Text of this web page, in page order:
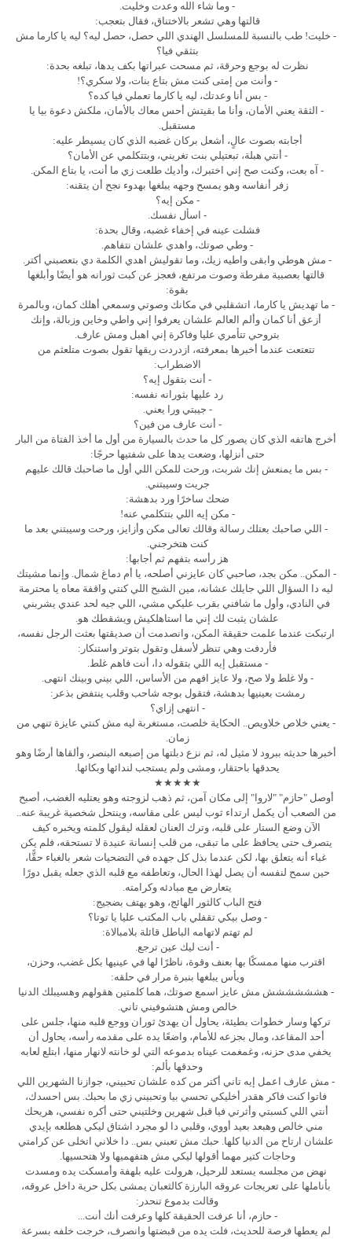
- وما شاء الله وعدت وخليت.
قالتها وهي تشعر بالاختناق، فقال بتعجب:
- خليت! طب بالنسبة للمسلسل الهندي اللي حصل، حصل ليه؟ ليه يا كارما مش
بتثقي فيا؟
نظرت له بوجع وحرقة، ثم مسحت عبراتها بكف يدها، تبلغه بحدة:
- وأنت من إمتى كنت مش بتاع بنات، ولا سكري؟!
- بس أنا وعدتك، ليه يا كارما تعملي فيا كده؟
- الثقة يعني الأمان، وأنا ما بقيتش أحس معاك بالأمان، ملكش دعوة بيا يا
مستقبل.
أجابته بصوت عالٍ، أشعل بركان غضبه الذي كان يسيطر عليه:
- أنتي هبلة، تبعتيلي بنت تغريني، وبتتكلمي عن الأمان؟
- آه بعت، وكنت صح إني اختبرك، وأديك طلعت زي ما أنت، يا بتاع المكن.
زفر أنفاسه وهو يمسح وجهه يبلغها بهدوء نجح أن يتقنه:
- مكن إيه؟
- اسأل نفسك.
فشلت عينه في إخفاء غضبه، وقال بحدة:
- وطي صوتك، واهدي علشان نتفاهم.
- مش هوطي وابقى واطيه زيك، وما تقوليش اهدي الكلمة دي بتعصبني أكتر.
قالتها بعصبية مفرطة وصوت مرتفع، فعجز عن كبت ثورانه هو أيضًا وأبلغها
بقوة:
- ما تهديش يا كارما، اتشقلبي في مكانك وصوتي وسمعي أهلك كمان، وبالمرة
أزعق أنا كمان وألم العالم علشان يعرفوا إني واطي وخاين وزبالة، وإنك
بتروحي تتأمري عليا وفاكرة إني اهبل ومش عارف.
تتعتعت عندما أخبرها بمعرفته، ازدردت ريقها تقول بصوت متلعثم من
الاضطراب:
- أنت بتقول إيه؟
رد عليها بثورانه نفسه:
- جيبتي ورا يعني.
- أنت عارف من فين؟
أخرج هاتفه الذي كان يصور كل ما حدث بالسيارة من أول ما أخذ الفتاة من البار
حتى أنزلها، وضعت يدها على شفتيها حرجًا:
- بس ما يمنعش إنك شربت، ورحت للمكن اللي أول ما صاحبك قالك عليهم
جريت وسيبتني.
ضحك ساخرًا ورد بدهشة:
- مكن إيه اللي بتتكلمي عنه!
- اللي صاحبك بعتلك رسالة وقالك تعالى مكن وأزايز، ورحت وسيبتني بعد ما
كنت هتخرجني.
هز رأسه بتفهم ثم أجابها:
- المكن.. مكن بجد، صاحبي كان عايزني أصلحه، يا أم دماغ شمال. وإنما مشيتك
ليه دا السؤال اللي جايلك عشانه، مين الشبح اللي كنتي واقفة معاه يا محترمة
في النادي، وأول ما شافني بقرب عليكي مشي، اللي جيه لحد عندي يشربني
علشان يثبت لك إني ما استاهلكيش ويشقطك هو.
ارتبكت عندما علمت حقيقة المكن، وانصدمت أن صديقتها بعثت الرجل نفسه،
فأردفت وهي تنظر لأسفل وتقول بتوتر واستنكار:
- مستقبل إيه اللي بتقوله دا، أنت فاهم غلط.
- ولا غلط ولا صح، ولا عايز افهم من الأساس، اللي بيني وبينك انتهى.
رمشت بعينيها بدهشة، فتقول بوجه شاحب وقلب ينتفض بذعر:
- انتهى إزاي؟
- يعني خلاص خلاويص.. الحكاية خلصت، مستغربة ليه مش كنتي عايزة تنهي من
زمان.
أخبرها حديثه ببرود لا مثيل له، ثم نزع دبلتها من إصبعه البنصر، وألقاها أرضًا وهو
يحدقها باحتقار، ومشى ولم يستجب لندائها وبكائها.
★★★★★
أوصل "حازم" "لاروا" إلى مكان آمن، ثم ذهب لزوجته وهو يعتليه الغضب، أصبح
من الصعب أن يكمل ارتداء ثوب ليس على مقاسه، وينتحل شخصية غريبة عنه..
الآن وضع الستار على قلبه، وترك العنان لعقله ليقول كلمته ويخبره كيف
يتصرف حتى يحافظ على ما تبقى، من قلب إنسانة عنيدة لا تستحقه، فلم يكن
غباء أنه يتعلق بها، لكن عندما بذل كل جهده في التضحيات شعر بالغباء حقًّا،
حين سمح لنفسه أن يصل لهذا الحال، وتعاطفه مع قلبه الذي جعله يقبل دورًا
يتعارض مع مبادئه وكرامته.
فتح الباب كالثور الهائج، وهو يهتف بضجيج:
- وصل بيكي تقفلي باب المكتب عليا يا توتا؟
لم تهتم لاتهامه الباطل قائلة بلامبالاة:
- أنت ليك عين ترجع.
اقترب منها ممسكًا بها بعنف وقوة، ناظرًا لها في عينيها بكل غضب، وحزن،
ويأس يبلغها بنبرة مرار في حلقه:
- هشششششش مش عايز اسمع صوتك، هما كلمتين هقولهم وهسيبلك الدنيا
خالص ومش هتشوفيني تاني.
تركها وسار خطوات بطيئة، يحاول أن يهدئ ثوران ووجع قلبه منها، جلس على
أحد المقاعد، ومال بجزعه للأمام، واضعًا يده على مقدمه رأسه، يحاول أن
يخفي مدى حزنه، وغمغمت عيناه بدموعه التي لو خانته لانهار منها، ابتلع لعابه
وحدقها بألم:
- مش عارف اعمل إيه تاني أكتر من كده علشان تحبيني، جوازنا الشهرين اللي
فاتوا كنت فاكر هقدر أخليكي تحسي بيا وتحبيني زي ما بحبك. بس احسدك،
أنتي اللي كسبتي وأثرتي فيا قبل شهرين وخلتيني حتى أكره نفسي، هريحك
مني خالص وهبعد بعيد أووي، وقلبي دا لو مجرد اشتاق ليكي هطلعه بإيدي
علشان ارتاح من الدنيا كلها. حبك مش تعبني بس.. دا خلاني اتخلى عن كرامتي
وحاجات كتير مهما أقولها ليكي مش هتفهميها ولا هتحسيها.
نهض من مجلسه يستعد للرحيل، هرولت عليه بلهفة وأمسكت يده ومسدت
بأناملها على تعريجات عروقه البارزة كالثعبان يمشى بكل حرية داخل عروقه،
وقالت بدموع تنحدر:
- حازم، أنا عرفت الحقيقة كلها وعرفت أنك أنت...
لم يعطها فرصة للحديث، فلت يده من قبضتها وانصرف، خرجت خلفه بسرعة